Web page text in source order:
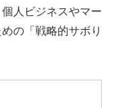
人ビジネスやマー
の「戦略的サボり